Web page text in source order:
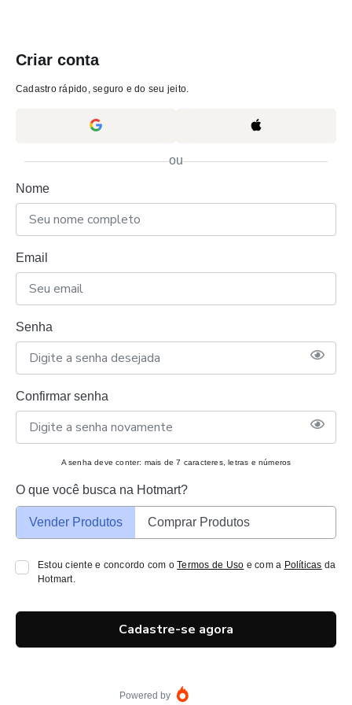
Criar conta
Cadastro rápido, seguro e do seu jeito.
ou
Nome
Email
Senha
Confirmar senha
A senha deve conter: mais de 7 caracteres, letras e números
O que você busca na Hotmart?
Vender Produtos Comprar Produtos
Estou ciente e concordo com oTermos de Uso e com a Políticas da
Hotmart.
Cadastre-se agora
Powered by